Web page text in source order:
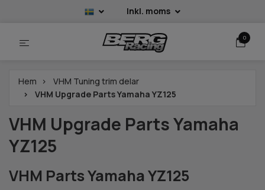
Inkl. moms
0
Hem
VHM Tuning trim delar
VHM Upgrade Parts Yamaha YZ125
VHM Upgrade Parts Yamaha
YZ125
VHM Parts Yamaha YZ125